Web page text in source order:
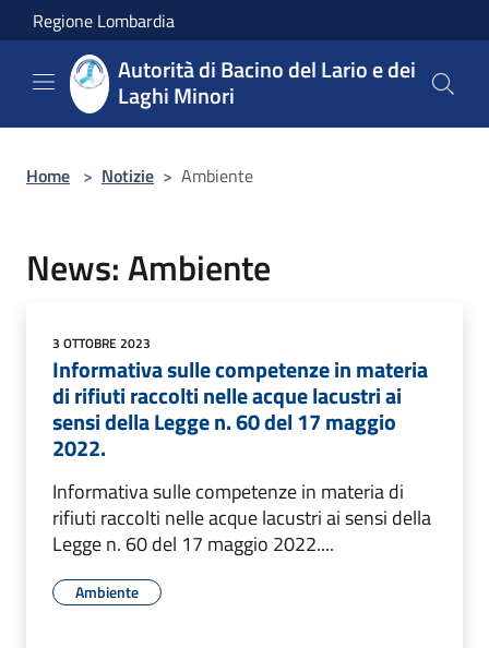
Salta al contenuto principale
Regione Lombardia
Autorità di Bacino del Lario e dei
Laghi Minori
Home > Notizie > Ambiente
News: Ambiente
3 OTTOBRE 2023
Informativa sulle competenze in materia
di rifiuti raccolti nelle acque lacustri ai
sensi della Legge n. 60 del 17 maggio
2022.
Informativa sulle competenze in materia di
rifiuti raccolti nelle acque lacustri ai sensi della
Legge n. 60 del 17 maggio 2022....
Ambiente